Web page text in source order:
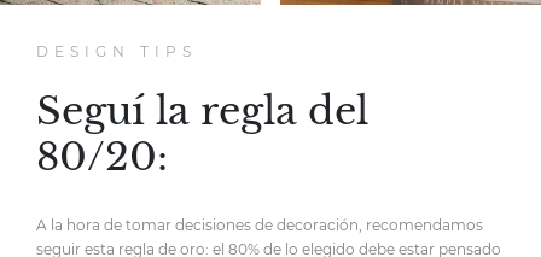
DESIGN TIPS
Seguí la regla del
80/20:
A la hora de tomar decisiones de decoración, recomendamos
seguir esta regla de oro: el 80% de lo elegido debe estar pensado